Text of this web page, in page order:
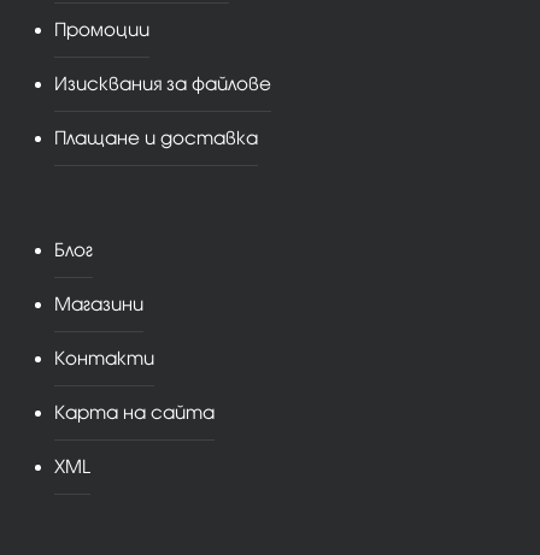
Промоции
Изисквания за файлове
Плащане и доставка
Блог
Магазини
Контакти
Карта на сайта
XML